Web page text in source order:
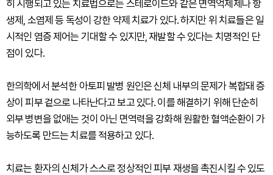
히 시행되고 있는 치료법으로는 스테로이드와 같은 면역억제제나 항
생제, 소염제 등 독성이 강한 약제 치료가 있다. 하지만 위 치료들은 일
시적인 염증 제어는 기대할 수 있지만, 재발할 수 있다는 치명적인 단
점이 있다.
한의학에서 분석한 아토피 발병 원인은 신체 내부의 문제가 복합돼 증
상이 피부 겉으로 나타난다고 보고 있다. 이를 해결하기 위해 단순히
외부 병변을 없애는 것이 아닌 면역력을 강화해 원활한 혈액순환이 가
능하도록 만드는 치료를 적용하고 있다.
치료는 환자의 신체가 스스로 정상적인 피부 재생을 촉진시킬 수 있도